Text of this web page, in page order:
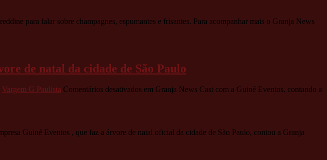
para falar sobre champagnes, espumantes e frisantes. Para acompanhar mais o Granja News
de natal da cidade de São Paulo
Vargem G Paulista Comentários desativados em Granja News Cast com a Guiné Eventos, contando a
Guiné Eventos , que faz a árvore de natal oficial da cidade de São Paulo, contou a Granja